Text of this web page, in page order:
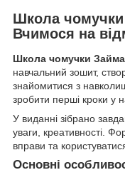
Школа чомучки
Вчимося на
Школа чомучки
навчальний зошит,
знайомитися з
зробити перші кроки у
У виданні зібрано
уваги, креативності.
вправи та
Основні